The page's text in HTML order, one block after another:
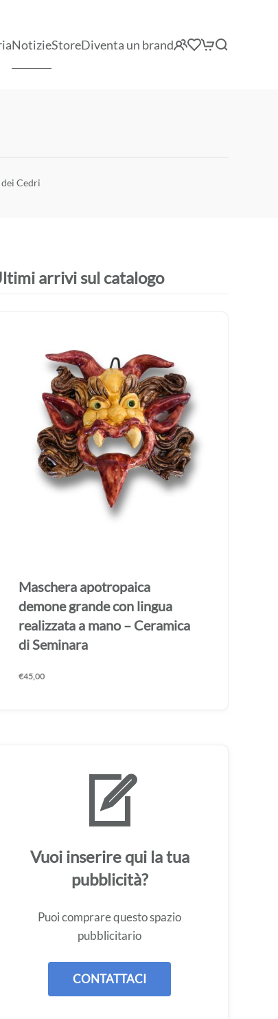
NotizieStoreDiventa un brand
Cedri
arrivi sul catalogo
Maschera apotropaica
demone grande con lingua
realizzata a mano – Ceramica
di Seminara
€45,00
Vuoi inserire qui la tua
pubblicità?
Puoi comprare questo spazio
pubblicitario
CONTATTACI